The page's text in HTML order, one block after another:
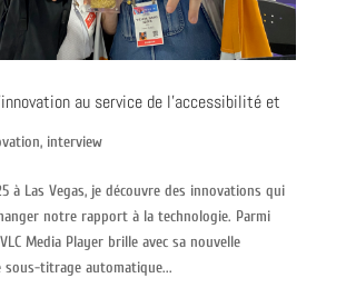
au service de l’accessibilité et
, interview
à Las Vegas, je découvre des innovations qui
notre rapport à la technologie. Parmi
Media Player brille avec sa nouvelle
titrage automatique...